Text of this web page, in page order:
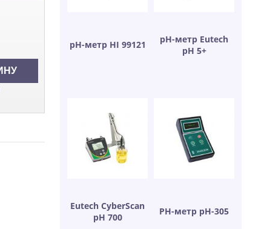
рН-метр HI 99121
рН-метр Eutech
рН 5+
Eutech CyberScan
рН 700
РН-метр рН-305